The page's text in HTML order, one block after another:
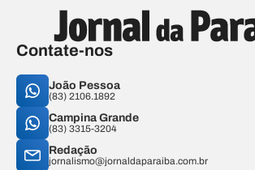
Contate-nos
João Pessoa
(83) 2106.1892
Campina Grande
(83) 3315-3204
Redação
jornalismo@jornaldaparaiba.com.br